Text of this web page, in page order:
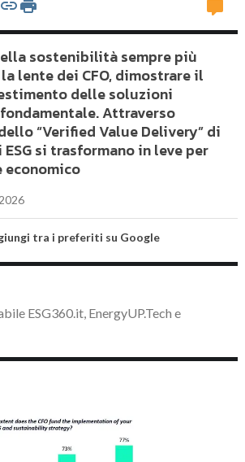
sostenibilità sempre più
lente dei CFO, dimostrare il
delle soluzioni
Attraverso
“Verified Value Delivery” di
si trasformano in leve per
economico
tra i preferiti su Google
ESG360.it, EnergyUP.Tech e